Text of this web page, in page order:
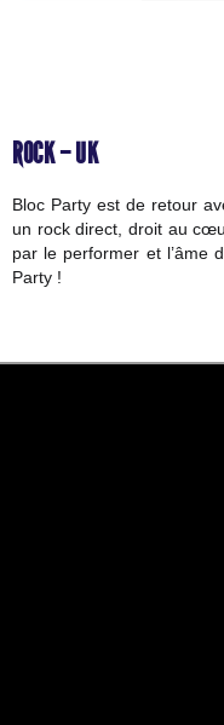
ROCK – UK
Bloc Party est de retour
un rock direct, droit au
par le performer et l’âme
Party !